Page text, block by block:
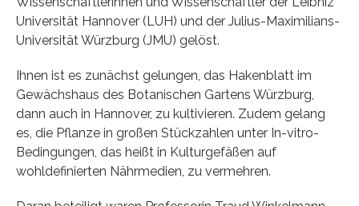
Universität Hannover (LUH) und der Julius-Maximilians-
Universität Würzburg (JMU) gelöst.
Ihnen ist es zunächst gelungen, das Hakenblatt im
Gewächshaus des Botanischen Gartens Würzburg,
dann auch in Hannover, zu kultivieren. Zudem gelang
es, die Pflanze in großen Stückzahlen unter In-vitro-
Bedingungen, das heißt in Kulturgefäßen auf
wohldefinierten Nährmedien, zu vermehren.